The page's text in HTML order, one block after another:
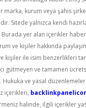
marka, kurum veya şahıs
Sitede yalnızca kendi
Burada yer alan içerikler
ve kişiler hakkında
kişiler ile isim benzerlikleri
gütmeyen ve tamamen
ve yasal
içerikleri,
halinde, ilgili içerikler